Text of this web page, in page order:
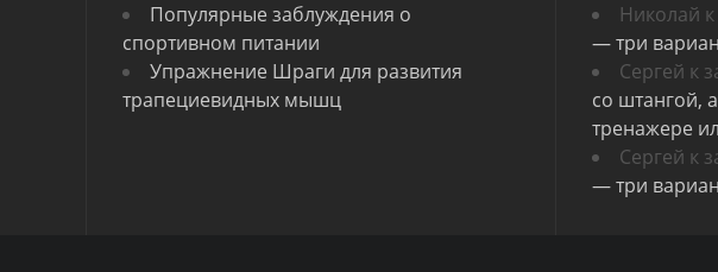
Популярные заблуждения о
спортивном питании
Упражнение Шраги для развития
трапециевидных мышц
Николай
— три
Сергей к
со штангой,
тренажере
Сергей к
— три